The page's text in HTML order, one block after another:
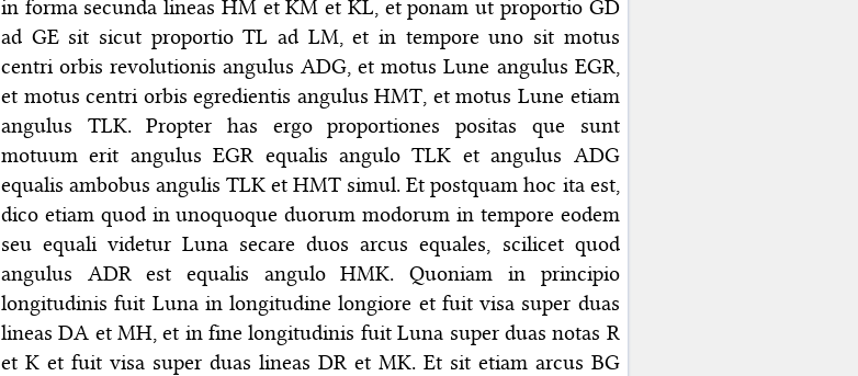
in forma secunda lineas HM et KM et KL, et ponam ut proportio GD
ad GE sit sicut proportio TL ad LM, et in tempore uno sit motus
centri orbis revolutionis angulus ADG, et motus Lune angulus EGR,
et motus centri orbis egredientis angulus HMT, et motus Lune etiam
angulus TLK. Propter has ergo proportiones positas que sunt
motuum erit angulus EGR equalis angulo TLK et angulus ADG
equalis ambobus angulis TLK et HMT simul. Et postquam hoc ita est,
dico etiam quod in unoquoque duorum modorum in tempore eodem
seu equali videtur Luna secare duos arcus equales, scilicet quod
angulus ADR est equalis angulo HMK. Quoniam in principio
longitudinis fuit Luna in longitudine longiore et fuit visa super duas
lineas DA et MH, et in fine longitudinis fuit Luna super duas notas R
et K et fuit visa super duas lineas DR et MK. Et sit etiam arcus BG